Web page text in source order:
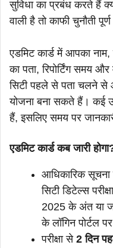
सुविधा का प्रबंध करते हैं
वाली है तो काफी चुनौती पूर्ण
एडमिट कार्ड में आपका नाम,
का पता, रिपोर्टिंग समय
सिटी पहले से पता चलने से
योजना बना सकते हैं। कई
हैं, इसलिए समय पर
एडमिट कार्ड कब जारी
आधिकारिक सूचना
सिटी डिटेल्स
2025 के अंत या
के लॉगिन पोर्टल
परीक्षा से 2 दिन